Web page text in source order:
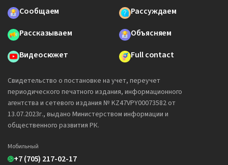
Сообщаем
Рассуждаем
Рассказываем
Объясняем
Видеосюжет
Full contact
Свидетельство о постановке на учет, переучет
периодического печатного издания, информационного
агентства и сетевого издания № KZ47VPY00073582 от
13.07.2023г., выдано Министерством информации и
общественного развития РК.
Мобильный
+7 (705) 217-02-17